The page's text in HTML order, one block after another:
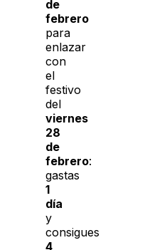
de
febrero
para
enlazar
con
el
festivo
del
viernes
28
de
febrero:
gastas
1
día
y
consigues
4